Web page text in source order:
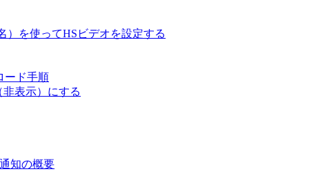
）を使ってHSビデオを設定する
ード手順
表示）にする
知の概要